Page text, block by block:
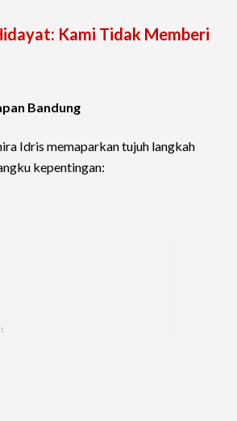
Kami Tidak Memberi
Bandung
Idris memaparkan tujuh langkah
kepentingan: